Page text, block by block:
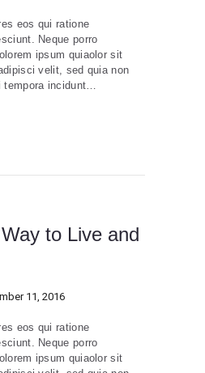
eos qui ratione
Neque porro
ipsum quiaolor sit
velit, sed quia non
tempora incidunt…
to Live and
11, 2016
eos qui ratione
Neque porro
ipsum quiaolor sit